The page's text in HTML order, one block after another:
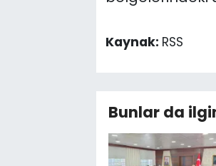
Kaynak: RSS
Bunlar da